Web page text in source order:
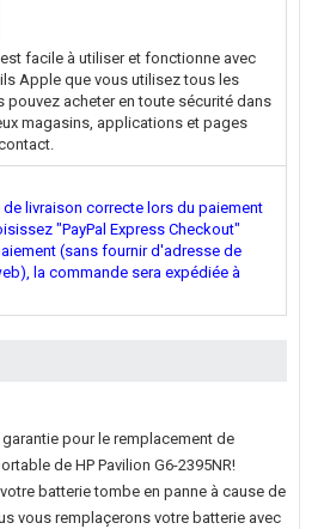
facile à utiliser et fonctionne avec
Apple que vous utilisez tous les
pouvez acheter en toute sécurité dans
magasins, applications et pages
livraison correcte lors du paiement
"PayPal Express Checkout"
(sans fournir d'adresse de
la commande sera expédiée à
pour le remplacement de
de HP Pavilion G6-2395NR!
batterie tombe en panne à cause de
vous remplaçerons votre batterie avec